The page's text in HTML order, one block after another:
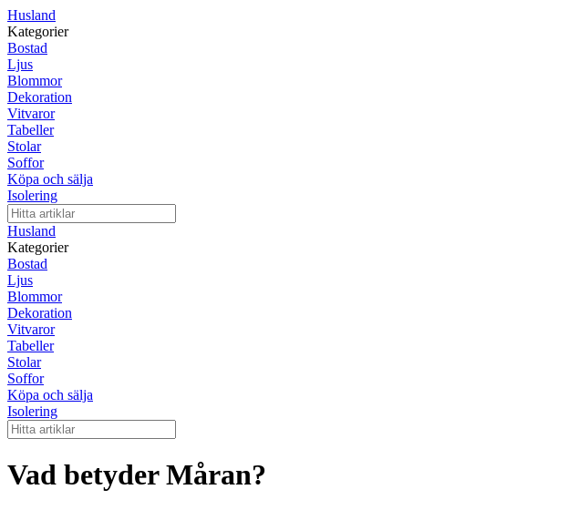
Husland
Kategorier
Bostad
Ljus
Blommor
Dekoration
Vitvaror
Tabeller
Stolar
Soffor
Köpa och sälja
Isolering
Husland
Kategorier
Bostad
Ljus
Blommor
Dekoration
Vitvaror
Tabeller
Stolar
Soffor
Köpa och sälja
Isolering
Vad betyder Måran?